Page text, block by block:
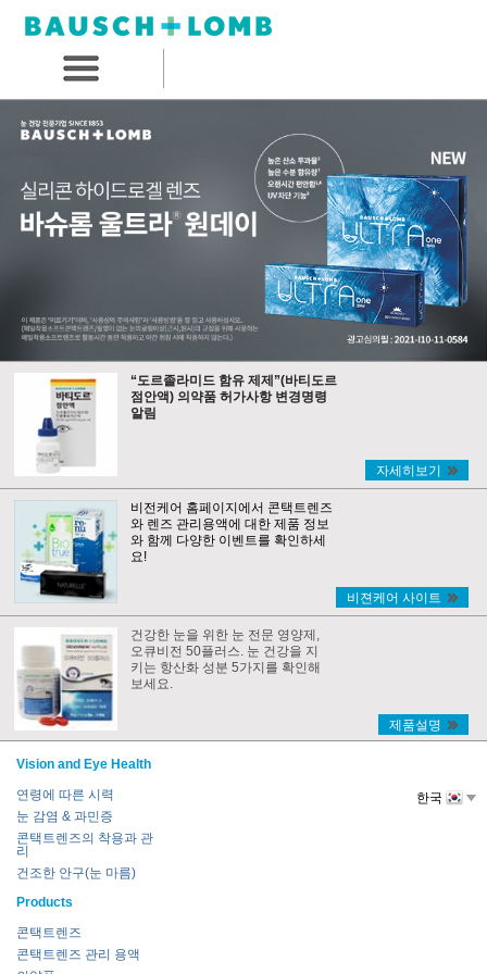
“도르졸라미드 함유 제제”(바티도르
점안액) 의약품 허가사항 변경명령
알림
자세히보기
비전케어 홈페이지에서 콘택트렌즈
와 렌즈 관리용액에 대한 제품 정보
와 함께 다양한 이벤트를 확인하세
요!
비젼케어 사이트
건강한 눈을 위한 눈 전문 영양제,
오큐비전 50플러스. 눈 건강을 지
키는 항산화 성분 5가지를 확인해
보세요.
제품설명
Vision and Eye Health
연령에 따른 시력
눈 감염 & 과민증
콘택트렌즈의 착용과 관
리
건조한 안구(눈 마름)
Products
콘택트렌즈
콘택트렌즈 관리 용액
한국